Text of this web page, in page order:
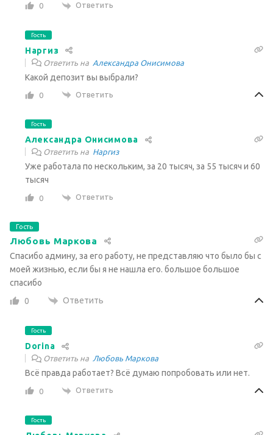
0 Ответить
Гость
Наргиз
Ответить на Александра Онисимова
Какой депозит вы выбрали?
0 Ответить
Гость
Александра Онисимова
Ответить на Наргиз
Уже работала по нескольким, за 20 тысяч, за 55 тысяч и 60
тысяч
0 Ответить
Гость
Любовь Маркова
Спасибо админу, за его работу, не представляю что было бы с
моей жизнью, если бы я не нашла его. большое большое
спасибо
0
Ответить
Гость
Dorina
Ответить на Любовь Маркова
Всё правда работает? Всё думаю попробовать или нет.
0 Ответить
Гость